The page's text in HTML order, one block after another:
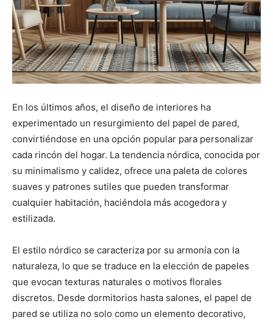
En los últimos años, el diseño de interiores ha
experimentado un resurgimiento del papel de pared,
convirtiéndose en una opción popular para personalizar
cada rincón del hogar. La tendencia nórdica, conocida por
su minimalismo y calidez, ofrece una paleta de colores
suaves y patrones sutiles que pueden transformar
cualquier habitación, haciéndola más acogedora y
estilizada.
El estilo nórdico se caracteriza por su armonía con la
naturaleza, lo que se traduce en la elección de papeles
que evocan texturas naturales o motivos florales
discretos. Desde dormitorios hasta salones, el papel de
pared se utiliza no solo como un elemento decorativo,